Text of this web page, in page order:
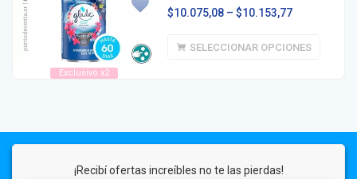
Exclusivo x2
$10.075,08– $10.153,77
SELECCIONAR OPCIONES
¡Recibí ofertas increíbles no te las pierdas!